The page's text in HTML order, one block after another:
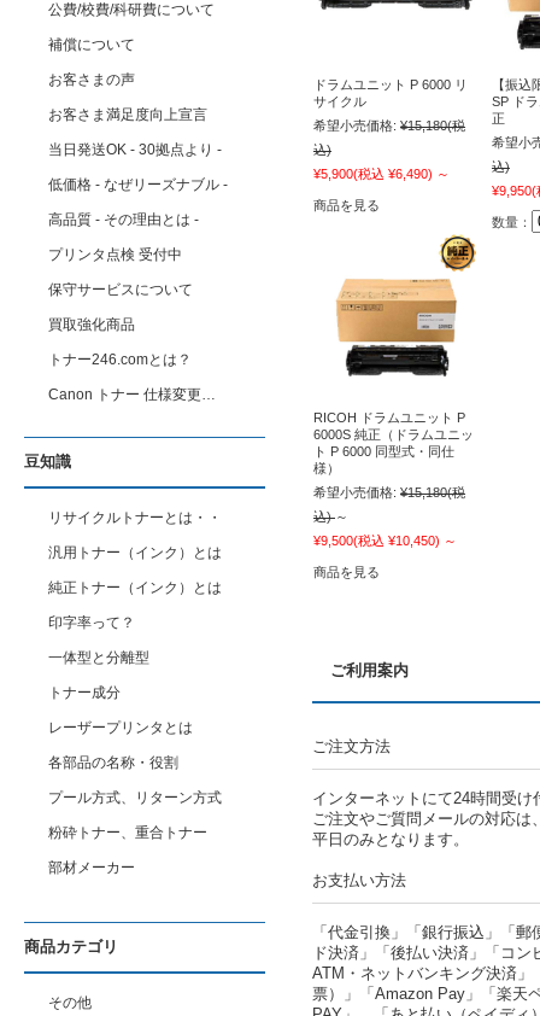
ドラムユニット P 6000 リ
サイクル
希望小売価格: ¥15,180(税
込)
¥5,900(税込 ¥6,490) ～
商品を見る
【振込
SP ド
正
希望小
込)
¥9,950(
数量：
RICOH ドラムユニット P
6000S 純正（ドラムユニッ
ト P 6000 同型式・同仕
様）
希望小売価格: ¥15,180(税
込) ～
¥9,500(税込 ¥10,450) ～
商品を見る
ご利用案内
ご注文方法
インターネットにて24時間受け
ご注文やご質問メールの対応は
平日のみとなります。
お支払い方法
「代金引換」「銀行振込」「
ド決済」「後払い決済」「コ
ATM・ネットバンキング決済」
票）」「Amazon Pay」「楽天
公費/校費/科研費について
補償について
お客さまの声
お客さま満足度向上宣言
当日発送OK - 30拠点より -
低価格 - なぜリーズナブル -
高品質 - その理由とは -
プリンタ点検 受付中
保守サービスについて
買取強化商品
トナー246.comとは？
Canon トナー 仕様変更…
豆知識
リサイクルトナーとは・・
汎用トナー（インク）とは
純正トナー（インク）とは
印字率って？
一体型と分離型
トナー成分
レーザープリンタとは
各部品の名称・役割
プール方式、リターン方式
粉砕トナー、重合トナー
部材メーカー
商品カテゴリ
その他